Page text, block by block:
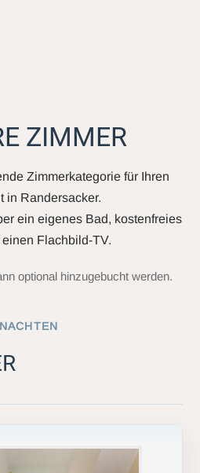
ZIMMER
Zimmerkategorie für Ihren
in Randersacker.
ein eigenes Bad, kostenfreies
Flachbild-TV.
optional hinzugebucht werden.